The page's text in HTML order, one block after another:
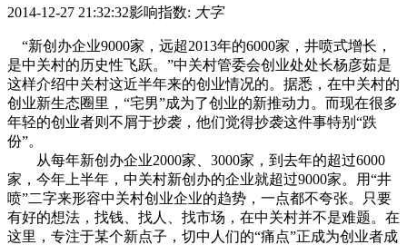
2014-12-27 21:32:32影响指数: 大字
“新创办企业9000家，远超2013年的6000家，井喷式增长，
是中关村的历史性飞跃。”中关村管委会创业处处长杨彦茹是
这样介绍中关村这近半年来的创业情况的。据悉，在中关村的
创业新生态圈里，“宅男”成为了创业的新推动力。而现在很多
年轻的创业者则不屑于抄袭，他们觉得抄袭这件事特别“跌
份”。
从每年新创办企业2000家、3000家，到去年的超过6000
家，今年上半年，中关村新创办的企业就超过9000家。用“井
喷”二字来形容中关村创业企业的趋势，一点都不夸张。只要
有好的想法，找钱、找人、找市场，在中关村并不是难题。在
这里，专注于某个新点子，切中人们的“痛点”正成为创业者成